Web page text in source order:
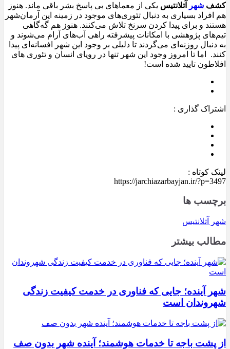
کشف شهر آتلانتیس یکی از معماهای بی پاسخ بشر باقی ماند. هنوز
هم افراد بسیاری به دنبال تئوری‌های موجود در زمینه این آرمان‌شهر
هستند و برای پیدا کردن سرنخ تلاش می‌کنند. هنوز هم گه‌گاهی
تیم‌های پژوهشی با امکانات پیشرفته راهی آب‌های آرام می‌شوند و
به دنبال روزنه‌ای می‌گردند تا دلیلی بر وجود این شهر افسانه‌ای پیدا
کنند. اما تا امروز وجود این شهر تنها در رویای انسان و تئوری های
افلاطون تایید شده است!
اشتراک گذاری :
لینک کوتاه :
https://jarchiazarbayjan.ir/?p=3497
برچسب ها
شهر آتلانتیس
مطالب بیشتر
شهر آینده؛ جایی که فناوری در خدمت کیفیت زندگی
شهروندان است
از پشت باجه تا خدمات هوشمند؛ آینده شهر بدون صف